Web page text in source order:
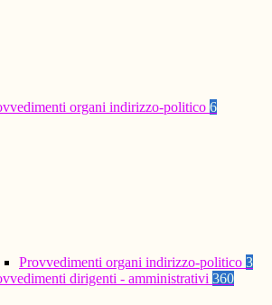
organi indirizzo-politico 6
Provvedimenti organi indirizzo-politico 3
dirigenti - amministrativi 360